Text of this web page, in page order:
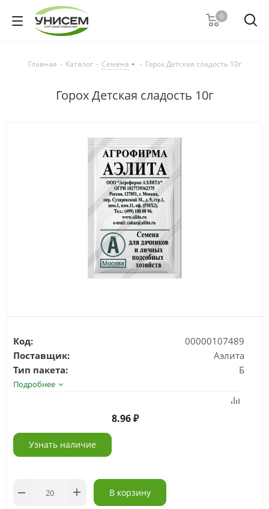
0
Главная - Каталог - Семена - Горох Детская сладость 10г
Горох Детская сладость 10г
Код:
00000107489
Поставщик:
Аэлита
Тип пакета:
Б
Подробнее
8.96
Узнать наличие
В корзину